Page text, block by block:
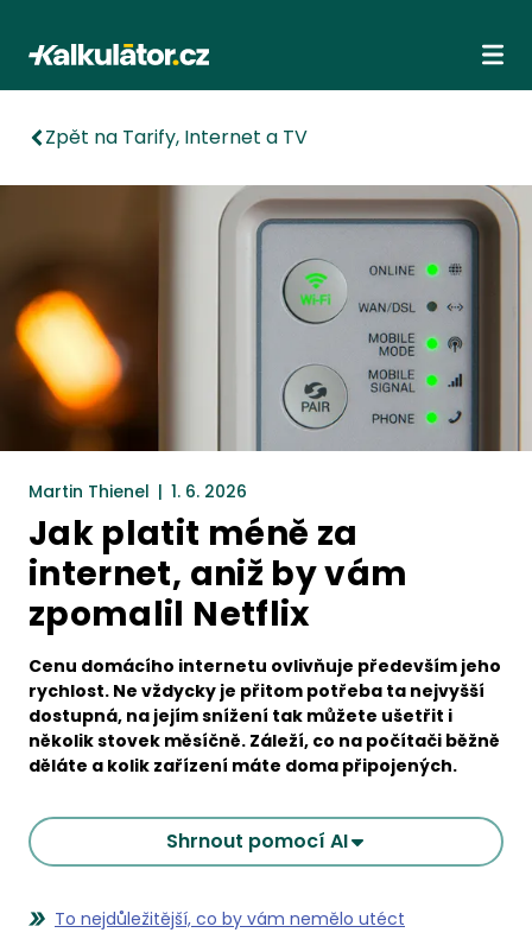
Kalkulátor.cz
Zpět na Tarify, Internet a TV
Martin Thienel | 1. 6. 2026
Jak platit méně za
internet, aniž by vám
zpomalil Netflix
Cenu domácího internetu ovlivňuje především jeho
rychlost. Ne vždycky je přitom potřeba ta nejvyšší
dostupná, na jejím snížení tak můžete ušetřit i
několik stovek měsíčně. Záleží, co na počítači běžně
děláte a kolik zařízení máte doma připojených.
Shrnout pomocí AI
To nejdůležitější, co by vám nemělo utéct